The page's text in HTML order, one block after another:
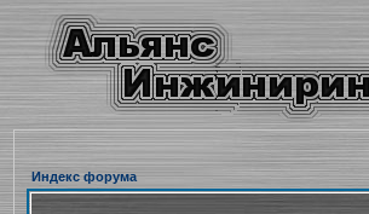
Индекс форума